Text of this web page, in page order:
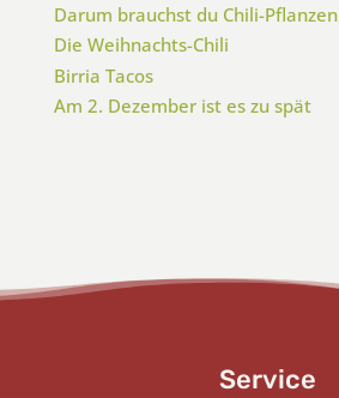
Darum brauchst du Chili-Pflanzen
Die Weihnachts-Chili
Birria Tacos
Am 2. Dezember ist es zu spät
Service